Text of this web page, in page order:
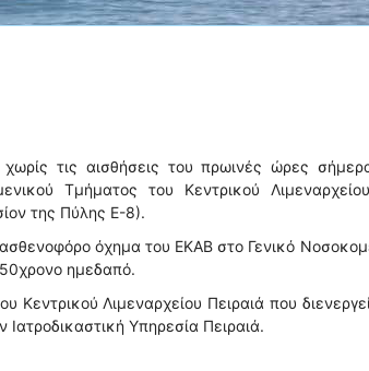
τις αισθήσεις του πρωινές ώρες
Τμήματος του Κεντρικού
της Πύλης Ε-8).
όχημα του ΕΚΑΒ στο Γενικό
ημεδαπό.
Κεντρικού Λιμεναρχείου Πειραιά που
Υπηρεσία Πειραιά.